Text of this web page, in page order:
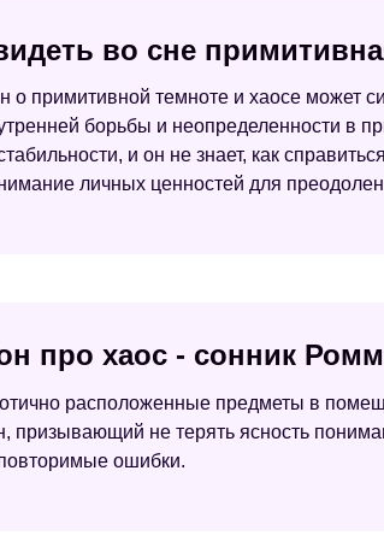
во сне
о примитивной темноте и хаосе может
борьбы и неопределенности в
и он не знает, как
личных ценностей для
про хаос - сонник
расположенные предметы в
призывающий не терять ясность
ошибки.